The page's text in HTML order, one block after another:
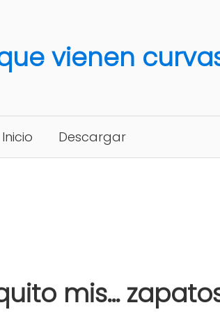
vienen
Inicio Descargar
mis...